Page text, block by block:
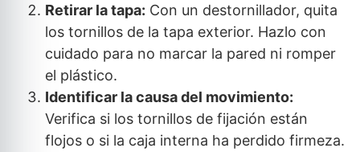
Retirar la tapa: Con un destornillador, quita
los tornillos de la tapa exterior. Hazlo con
cuidado para no marcar la pared ni romper
el plástico.
Identificar la causa del movimiento:
Verifica si los tornillos de fijación están
flojos o si la caja interna ha perdido firmeza.